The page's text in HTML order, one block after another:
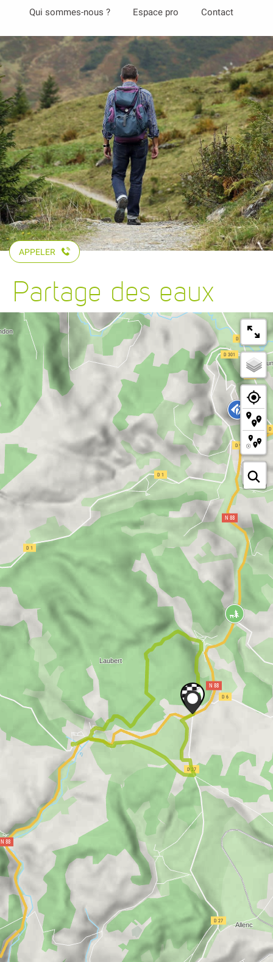
contenu
principal
Qui sommes-nous ? Espace pro Contact
APPELER
Partage des eaux